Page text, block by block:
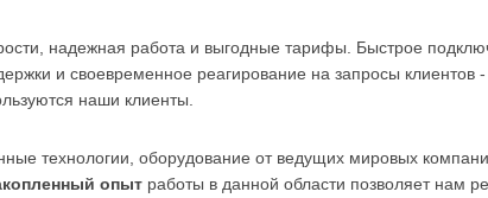
надежная работа и выгодные тарифы. Быстрое
и своевременное реагирование на запросы клиентов -
наши клиенты.
технологии, оборудование от ведущих мировых
опыт работы в данной области позволяет нам